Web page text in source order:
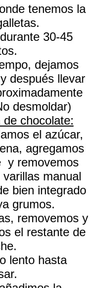
tenemos la
30-45
dejamos
después llevar
desmoldar)
de chocolate:
el azúcar,
agregamos
y removemos
manual
bien integrado
grumos.
removemos y
el restante de
lento hasta